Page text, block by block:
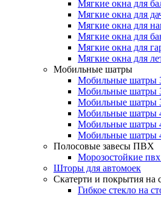
Мягкие окна для
Мягкие окна для
Мягкие окна для
Мягкие окна для
Мягкие окна для
Мягкие окна для
Мобильные шатры
Мобильные шатры
Мобильные шатры
Мобильные шатры
Мобильные шатры
Мобильные шатры
Мобильные шатры
Полосовые завесы ПВХ
Морозостойкие
Шторы для автомоек
Скатерти и покрытия на
Гибкое стекло на